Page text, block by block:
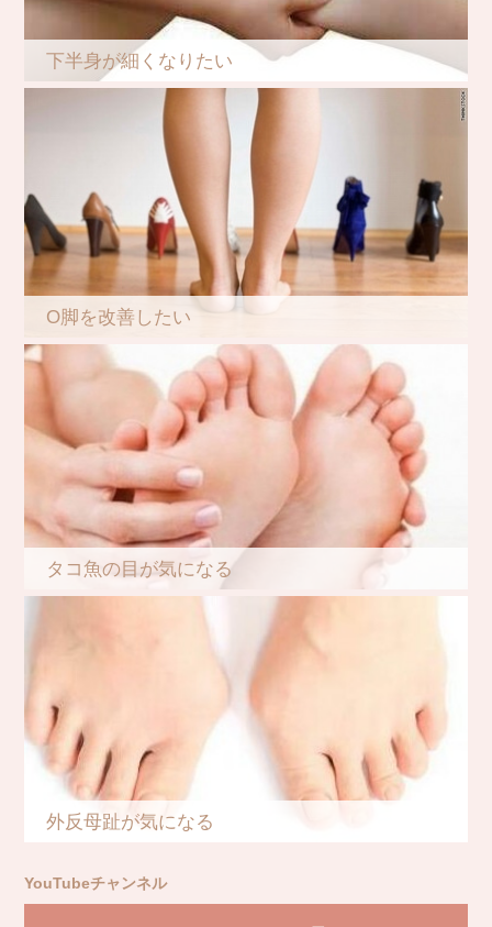
下半身が細くなりたい
O脚を改善したい
タコ魚の目が気になる
外反母趾が気になる
YouTubeチャンネル